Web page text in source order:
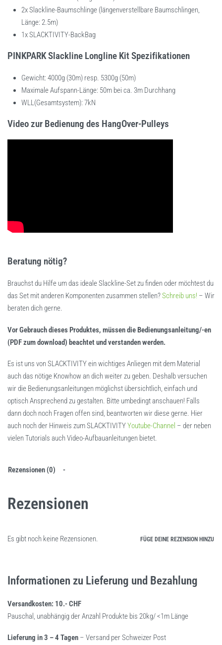
2x Slackline-Baumschlinge (längenverstellbare Baumschlingen,
Länge: 2.5m)
1x SLACKTIVITY-BackBag
PINKPARK Slackline Longline Kit Spezifikationen
Gewicht: 4000g (30m) resp. 5300g (50m)
Maximale Aufspann-Länge: 50m bei ca. 3m Durchhang
WLL(Gesamtsystem): 7kN
Video zur Bedienung des HangOver-Pulleys
Beratung nötig?
Brauchst du Hilfe um das ideale Slackline-Set zu finden oder möchtest du
das Set mit anderen Komponenten zusammen stellen?Schreib uns! – Wir
beraten dich gerne.
Vor Gebrauch dieses Produktes, müssen die Bedienungsanleitung/-en
(PDF zum download) beachtet und verstanden werden.
Es ist uns von SLACKTIVITY ein wichtiges Anliegen mit dem Material
auch das nötige Knowhow an dich weiter zu geben. Deshalb versuchen
wir die Bedienungsanleitungen möglichst übersichtlich, einfach und
optisch Ansprechend zu gestalten. Bitte umbedingt anschauen! Falls
dann doch noch Fragen offen sind, beantworten wir diese gerne. Hier
auch noch der Hinweis zum SLACKTIVITYYoutube-Channel – der neben
vielen Tutorials auch Video-Aufbauanleitungen bietet.
Rezensionen (0)
Rezensionen
Es gibt noch keine Rezensionen. FÜGE DEINE REZENSION HINZU
Informationen zu Lieferung und Bezahlung
Versandkosten: 10.- CHF
Pauschal, unabhängig der Anzahl Produkte bis 20kg/ <1m Länge
Lieferung in 3 – 4 Tagen – Versand per Schweizer Post